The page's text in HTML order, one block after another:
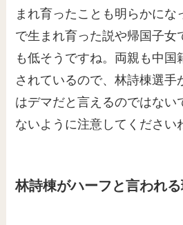
まれ育ったことも明らかにな
で生まれ育った説や帰国子女
も低そうですね。両親も中国
されているので、林詩棟選手
はデマだと言えるのではない
ないように注意してください
林詩棟がハーフと言われる